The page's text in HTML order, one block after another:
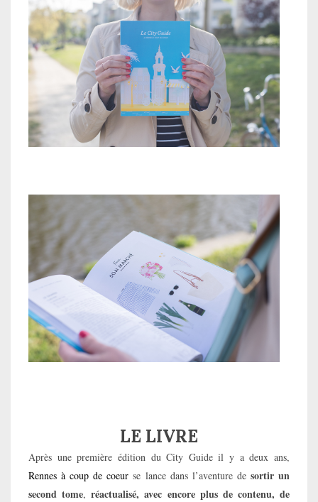
LE LIVRE
Après une première édition du City Guide il y a deux ans,
Rennes à coup de coeur se lance dans l’aventure de sortir un
second tome,réactualisé, avec encore plus de contenu, de